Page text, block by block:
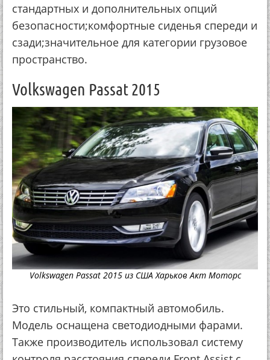
стандартных и дополнительных опций
безопасности;комфортные сиденья спереди и
сзади;значительное для категории грузовое
пространство.
Volkswagen Passat 2015
Volkswagen Passat 2015 из США Харьков Акт Моторс
Это стильный, компактный автомобиль.
Модель оснащена светодиодными фарами.
Также производитель использовал систему